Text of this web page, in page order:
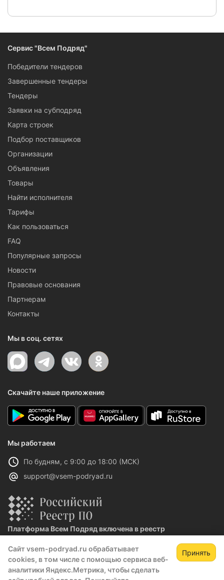
Сайт vsem-podryad.ru обрабатывает
cookies, в том числе с помощью сервиса веб-
аналитики Яндекс.Метрика, чтобы сделать
Принять
Зарегистрируйтесь,
чтобы открыть сведения о закупке
Сервис "Всем Подряд"
Победители тендеров
Завершенные тендеры
Тендеры
Заявки на субподряд
Карта строек
Подбор поставщиков
Организации
Объявления
Товары
Найти исполнителя
Тарифы
Как пользоваться
FAQ
Популярные запросы
Новости
Правовые основания
Партнерам
Контакты
Мы в соц. сетях
Скачайте наше приложение
Мы работаем
По будням, с 9:00 до 18:00 (МСК)
support@vsem-podryad.ru
Платформа Всем Подряд включена в реестр
Реестровая запись №32021 от 06.02.2026